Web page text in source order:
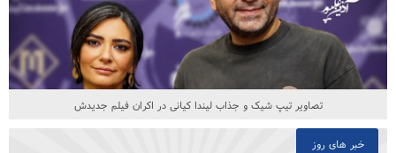
تصاویر تیپ شیک و جذاب لیندا کیانی در اکران فیلم جدیدش
خبر های روز